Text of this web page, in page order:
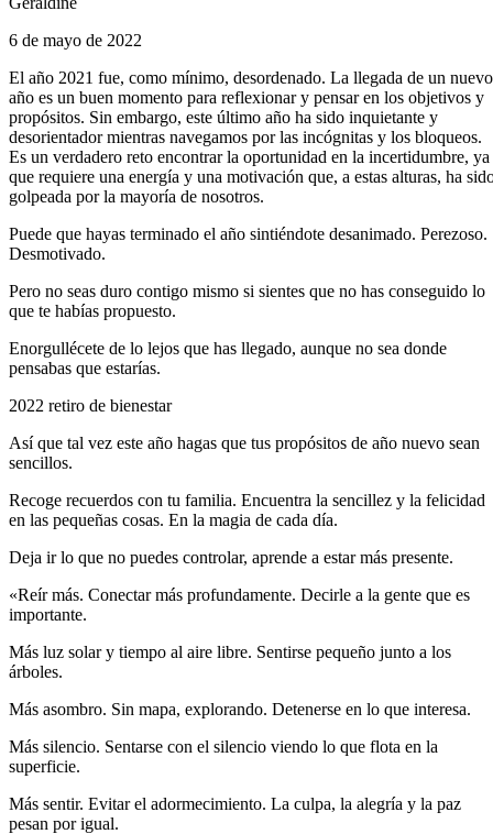
6 de mayo de 2022
El año 2021 fue, como mínimo, desordenado. La llegada de un nuevo
año es un buen momento para reflexionar y pensar en los objetivos y
propósitos. Sin embargo, este último año ha sido inquietante y
desorientador mientras navegamos por las incógnitas y los bloqueos.
Es un verdadero reto encontrar la oportunidad en la incertidumbre, ya
que requiere una energía y una motivación que, a estas alturas, ha
golpeada por la mayoría de nosotros.
Puede que hayas terminado el año sintiéndote desanimado. Perezoso.
Desmotivado.
Pero no seas duro contigo mismo si sientes que no has conseguido lo
que te habías propuesto.
Enorgullécete de lo lejos que has llegado, aunque no sea donde
pensabas que estarías.
2022 retiro de bienestar
Así que tal vez este año hagas que tus propósitos de año nuevo sean
sencillos.
Recoge recuerdos con tu familia. Encuentra la sencillez y la felicidad
en las pequeñas cosas. En la magia de cada día.
Deja ir lo que no puedes controlar, aprende a estar más presente.
«Reír más. Conectar más profundamente. Decirle a la gente que es
importante.
Más luz solar y tiempo al aire libre. Sentirse pequeño junto a los
árboles.
Más asombro. Sin mapa, explorando. Detenerse en lo que interesa.
Más silencio. Sentarse con el silencio viendo lo que flota en la
superficie.
Más sentir. Evitar el adormecimiento. La culpa, la alegría y la paz
pesan por igual.